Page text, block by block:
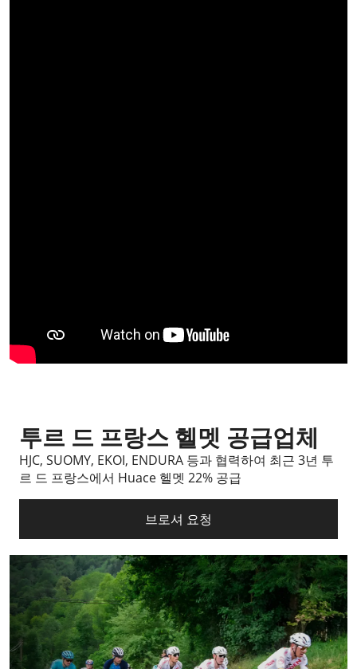
투르 드 프랑스 헬멧 공급업체
HJC, SUOMY, EKOI, ENDURA 등과 협력하여 최근 3년 투
르 드 프랑스에서 Huace 헬멧 22% 공급
브로셔 요청